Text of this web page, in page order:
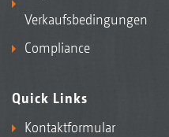
Verkaufsbedingungen
Compliance
Quick Links
Kontaktformular